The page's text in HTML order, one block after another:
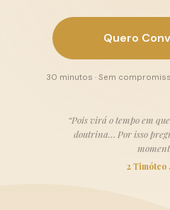
Quero
30 minutos · Sem
“Pois virá o tempo em
doutrina… Por isso
2 Timóteo